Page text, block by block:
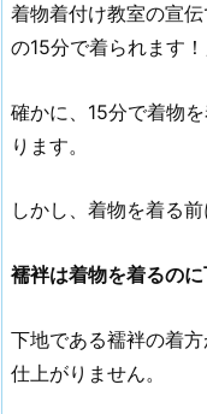
着物着付け教室の宣
の15分で着られます！
確かに、15分で着物
ります。
しかし、着物を着る
襦袢は着物を着るのに
下地である襦袢の着
仕上がりません。